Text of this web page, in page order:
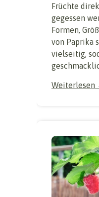
Früchte
gegessen
Formen,
von Paprika
vielseitig,
Weiterlesen